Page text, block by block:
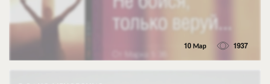
10 Мар 1937